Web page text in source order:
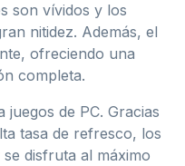
son vívidos y los
nitidez. Además, el
ofreciendo una
completa.
juegos de PC. Gracias
tasa de refresco, los
disfruta al máximo